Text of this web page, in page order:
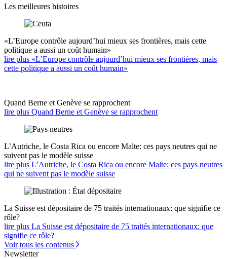
Les meilleures histoires
«L’Europe contrôle aujourd’hui mieux ses frontières, mais cette
politique a aussi un coût humain»
lire plus «L’Europe contrôle aujourd’hui mieux ses frontières, mais
cette politique a aussi un coût humain»
Quand Berne et Genève se rapprochent
lire plus Quand Berne et Genève se rapprochent
L’Autriche, le Costa Rica ou encore Malte: ces pays neutres qui ne
suivent pas le modèle suisse
lire plus L’Autriche, le Costa Rica ou encore Malte: ces pays neutres
qui ne suivent pas le modèle suisse
La Suisse est dépositaire de 75 traités internationaux: que signifie ce
rôle?
lire plus La Suisse est dépositaire de 75 traités internationaux: que
signifie ce rôle?
Voir tous les contenus
Newsletter